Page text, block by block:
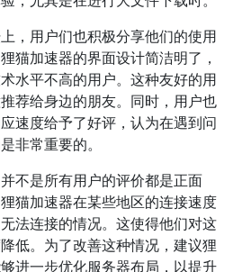
，用户们也积极分享他们的使用
猫加速器的界面设计简洁明了，
水平不高的用户。这种友好的用
荐给身边的朋友。同时，用户也
速度给予了好评，认为在遇到问
非常重要的。
不是所有用户的评价都是正面
猫加速器在某些地区的连接速度
法连接的情况。这使得他们对这
低。为了改善这种情况，建议狸
进一步优化服务器布局，以提升